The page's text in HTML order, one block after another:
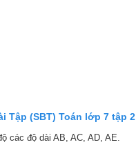
Tập (SBT) Toán lớp 7 tập 2
các độ dài AB, AC, AD, AE.